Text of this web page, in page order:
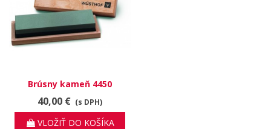
Brúsny kameň 4450
40,00 € (s DPH)
VLOŽIŤ DO KOŠÍKA